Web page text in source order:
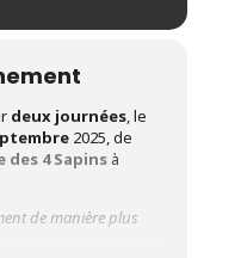
deux journées, le
2025, de
des 4 Sapins à
de manière plus